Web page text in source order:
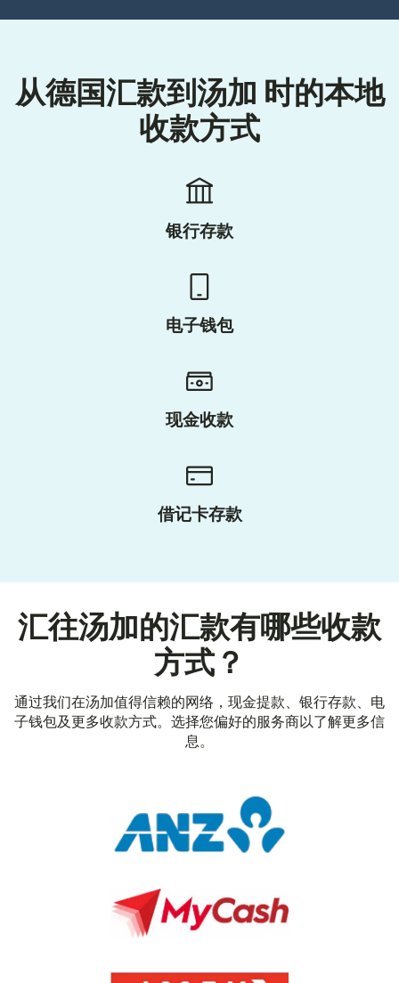
从德国汇款到汤加 时的本地
收款方式
银行存款
电子钱包
现金收款
借记卡存款
汇往汤加的汇款有哪些收款
方式？
通过我们在汤加值得信赖的网络，现金提款、银行存款、电
子钱包及更多收款方式。选择您偏好的服务商以了解更多信
息。